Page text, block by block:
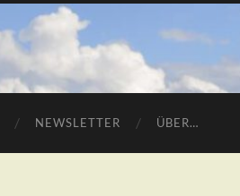
NEWSLETTER ÜBER…